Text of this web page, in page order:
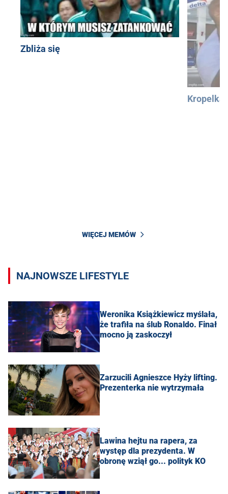
Zbliża się
Kropelka
WIĘCEJ MEMÓW
NAJNOWSZE LIFESTYLE
Weronika Książkiewicz myślała,
że trafiła na ślub Ronaldo. Finał
mocno ją zaskoczył
Zarzucili Agnieszce Hyży lifting.
Prezenterka nie wytrzymała
Lawina hejtu na rapera, za
występ dla prezydenta. W
obronę wziął go... polityk KO